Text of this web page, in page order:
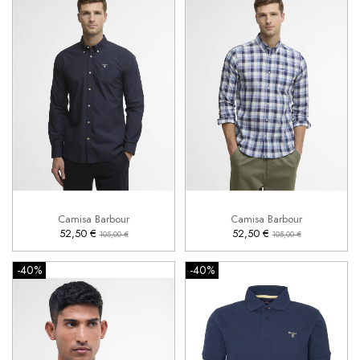
Camisa Barbour
52,50 €105,00 €
L
 Añadir al carrito
Camisa Barbour
52,50 €105,00 €
 Añadir al carrito
-40% -40%